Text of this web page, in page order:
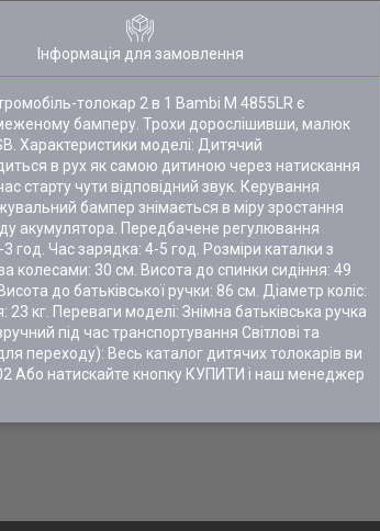
Інформація для замовлення
толокар 2 в 1 Bambi M 4855LR є
бамперу. Трохи дорослішивши, малюк
Характеристики моделі: Дитячий
в рух як самою дитиною через натискання
старту чути відповідний звук. Керування
бампер знімається в міру зростання
акумулятора. Передбачене регулювання
год. Час зарядка: 4-5 год. Розміри каталки з
30 см. Висота до спинки сидіння: 49
до батьківської ручки: 86 см. Діаметр коліс:
кг. Переваги моделі: Знімна батьківська ручка
під час транспортування Світлові та
переходу): Весь каталог дитячих толокарів ви
Або натискайте кнопку КУПИТИ і наш менеджер